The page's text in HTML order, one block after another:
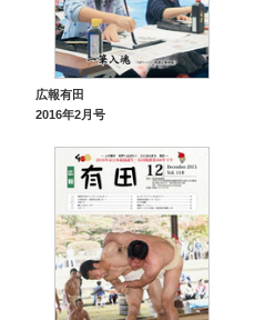
広報有田
2016年2月号